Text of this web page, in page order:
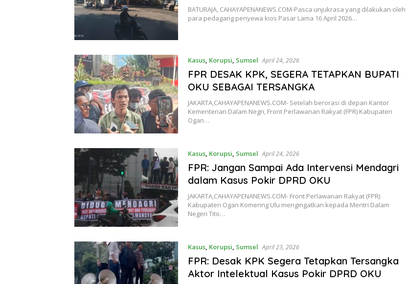
BATURAJA, CAHAYAPENANEWS.COM-Pasca unjukrasa yang dilakukan oleh
para pedagang penyewa kios Pasar Lama 16 April 2026…
Kasus, Korupsi Sumsel April 24, 2026
FPR DESAK KPK, SEGERA TETAPKAN BUPATI
OKU SEBAGAI TERSANGKA
JAKARTA,CAHAYAPENANEWS.COM- Setelah berorasi di depan Kantor
Kementerian Dalam Negri, Front Perlawanan Rakyat (FPR) Kabupaten
Ogan…
Kasus, Korupsi Sumsel April 24, 2026
FPR: Jangan Sampai Ada Intervensi Mendagri
dalam Kasus Pokir DPRD OKU
JAKARTA,CAHAYAPENANEWS.COM- Front Perlawanan Rakyat (FPR)
Kabupaten Ogan Komering Ulu mengingatkan kepada Mentri Dalam
Negeri Tito…
Kasus, Korupsi Sumsel April 23, 2026
FPR: Desak KPK Segera Tetapkan Tersangka
Aktor Intelektual Kasus Pokir DPRD OKU